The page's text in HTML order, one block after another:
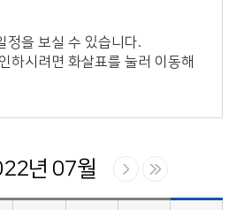
정을 보실 수 있습니다.
하시려면 화살표를 눌러 이동해
년 07월